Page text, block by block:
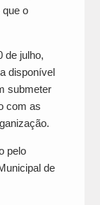
que o
de julho,
disponível
submeter
com as
pelo
de